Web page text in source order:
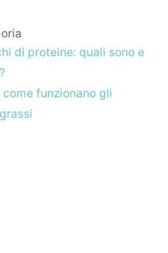
di proteine: quali sono e
come funzionano gli